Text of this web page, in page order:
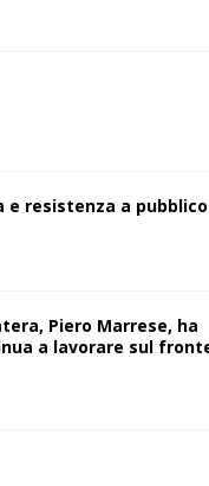
e resistenza a pubblico
Piero Marrese, ha
a lavorare sul